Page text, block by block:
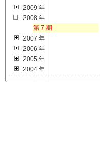
2009 年
2008 年
第 7 期
2007 年
2006 年
2005 年
2004 年